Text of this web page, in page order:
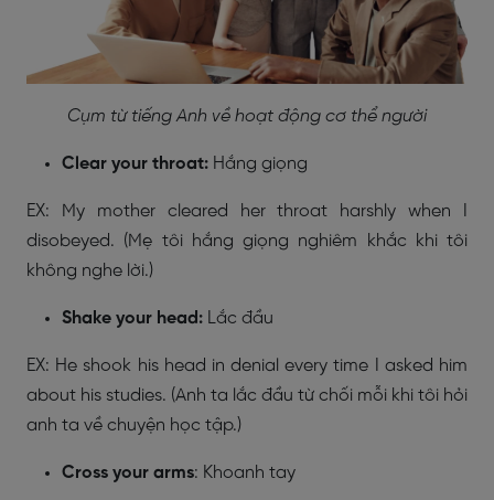
Cụm từ tiếng Anh về hoạt động cơ thể người
Clear your throat: Hắng giọng
EX: My mother cleared her throat harshly when I
disobeyed. (Mẹ tôi hắng giọng nghiêm khắc khi tôi
không nghe lời.)
Shake your head: Lắc đầu
EX: He shook his head in denial every time I asked him
about his studies. (Anh ta lắc đầu từ chối mỗi khi tôi hỏi
anh ta về chuyện học tập.)
Cross your arms: Khoanh tay